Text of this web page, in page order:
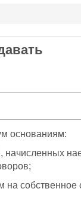
основаниям:
начисленных
на собственное